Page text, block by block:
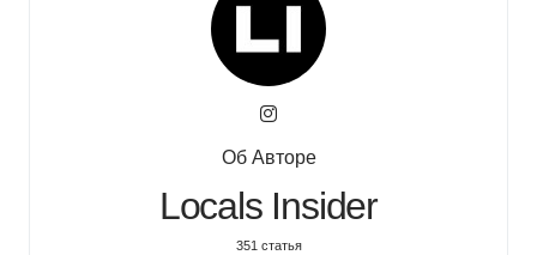
Об Авторе
Locals Insider
351 статья